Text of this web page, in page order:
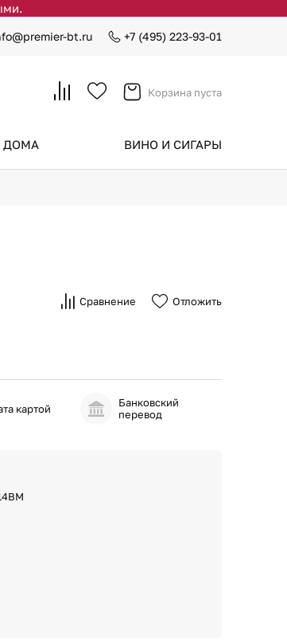
bt.ru +7 (495) 223-93-01
Корзина пуста
ДОМА ВИНО И СИГАРЫ
Сравнение Отложить
картой
Банковский
перевод